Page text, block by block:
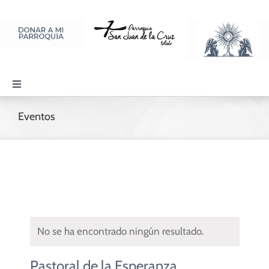
contenido
Toggle
Navigation
PARROQUIA
DISCIPULADOS
Eventos
No se ha encontrado ningún resultado.